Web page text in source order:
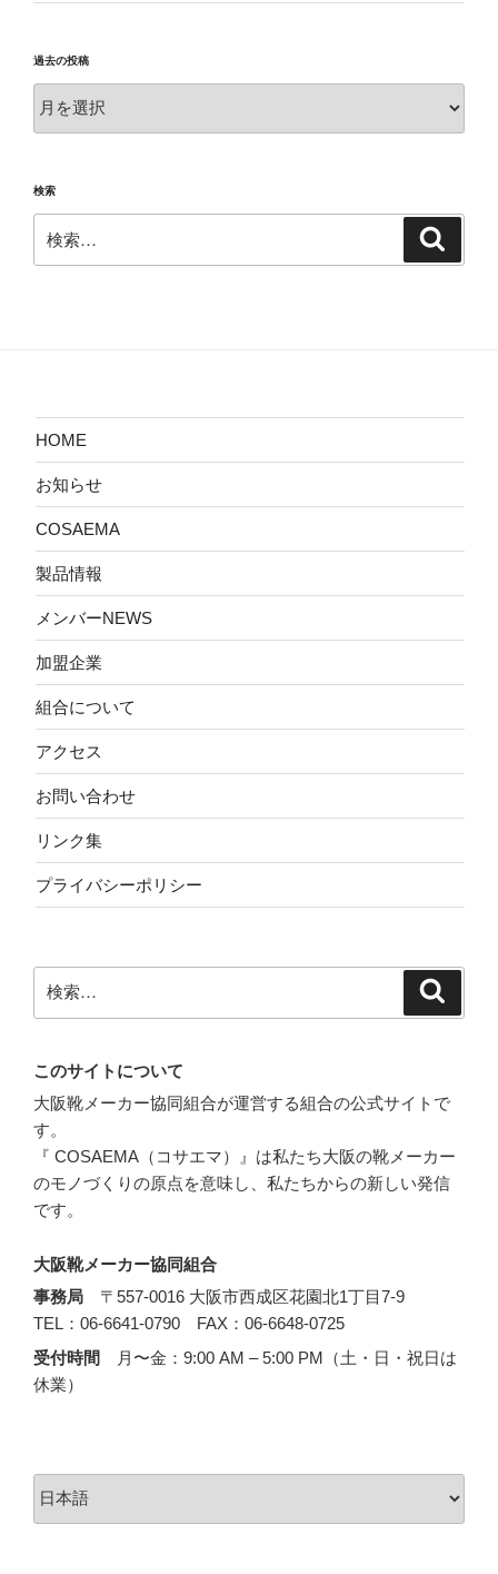
過去の投稿
去
稿
検索
索:
HOME
お知らせ
COSAEMA
製品情報
メンバーNEWS
加盟企業
組合について
アクセス
お問い合わせ
リンク集
プライバシーポリシー
索:
このサイトについて
大阪靴メーカー協同組合が運営する組合の公式サイトで
す。
『 COSAEMA（コサエマ）』は私たち大阪の靴メーカー
のモノづくりの原点を意味し、私たちからの新しい発信
です。
大阪靴メーカー協同組合
事務局 〒557-0016 大阪市西成区花園北1丁目7-9
TEL：06-6641-0790 FAX：06-6648-0725
受付時間
月〜金：9:00 AM – 5:00 PM（土・日・祝日は
休業）
語